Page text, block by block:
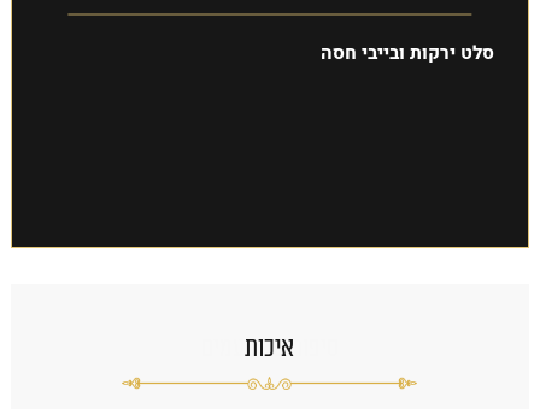
סלט ירקות ובייבי חסה
איכות